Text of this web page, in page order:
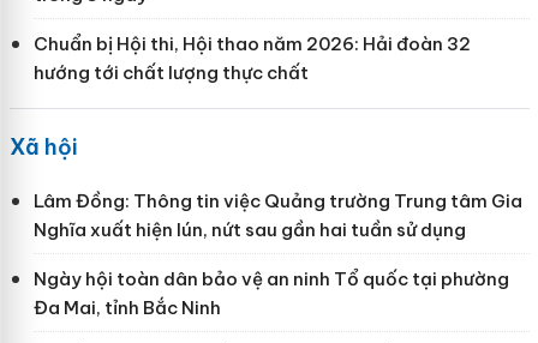
Chuẩn bị Hội thi, Hội thao năm 2026: Hải đoàn 32
hướng tới chất lượng thực chất
Xã hội
Lâm Đồng: Thông tin việc Quảng trường Trung tâm Gia
Nghĩa xuất hiện lún, nứt sau gần hai tuần sử dụng
Ngày hội toàn dân bảo vệ an ninh Tổ quốc tại phường
Đa Mai, tỉnh Bắc Ninh